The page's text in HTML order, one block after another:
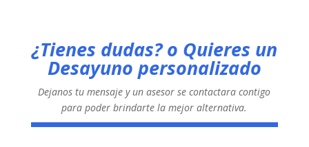
¿Tienes dudas? o Quieres un
Desayuno personalizado
Dejanos tu mensaje y un asesor se contactara contigo
para poder brindarte la mejor alternativa.